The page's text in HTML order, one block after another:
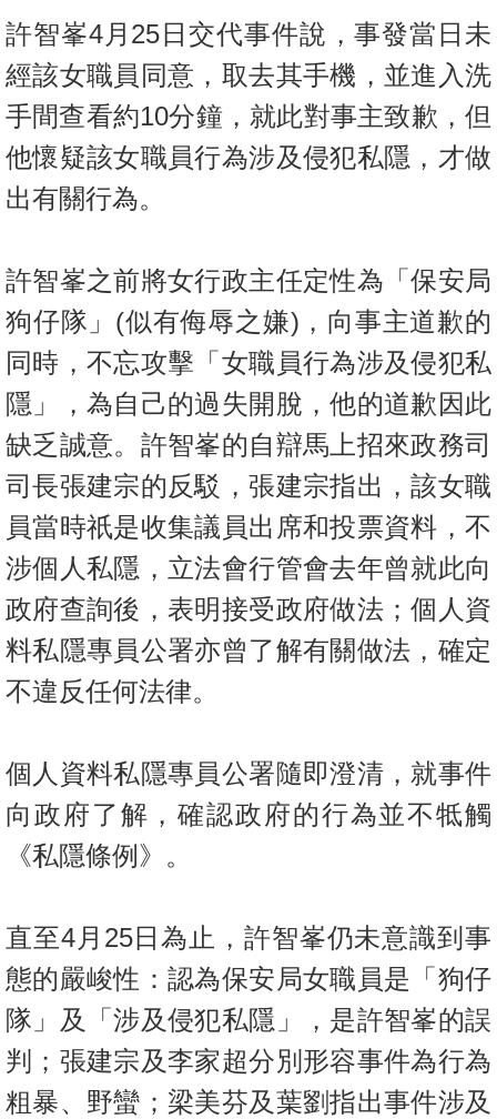
許智峯4月 25 日交代事件說，事發當日未
經該女職員同意，取去其手機，並進入洗
手間查看約10分鐘，就此對事主致歉，但
他懷疑該女職員行為涉及侵犯私隱，才做
出有關行為。
許智峯之前將女行政主任定性為「保安局
狗仔隊」 (似有侮辱之嫌) ，向事主道歉的
同時，不忘攻擊「女職員行為涉及侵犯私
隱」，為自己的過失開脫，他的道歉因此
缺乏誠意。許智峯的自辯馬上招來政務司
司長張建宗的反駁，張建宗指出，該女職
員當時祇是收集議員出席和投票資料，不
涉個人私隱，立法會行管會去年曾就此向
政府查詢後，表明接受政府做法；個人資
料私隱專員公署亦曾了解有關做法，確定
不違反任何法律。
個人資料私隱專員公署隨即澄清，就事件
向政府了解，確認政府的行為並不牴觸
《私隱條例》。
直至4月 25日為止，許智峯仍未意識到事
態的嚴峻性：認為保安局女職員是「狗仔
隊」及「涉及侵犯私隱」，是許智峯的誤
判；張建宗及李家超分別形容事件為行為
粗暴、野蠻；梁美芬及葉劉指出事件涉及